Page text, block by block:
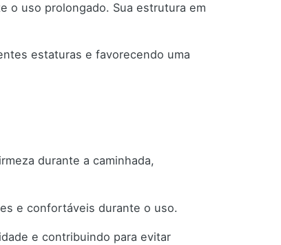
o uso prolongado. Sua estrutura em
estaturas e favorecendo uma
durante a caminhada,
e confortáveis durante o uso.
e contribuindo para evitar